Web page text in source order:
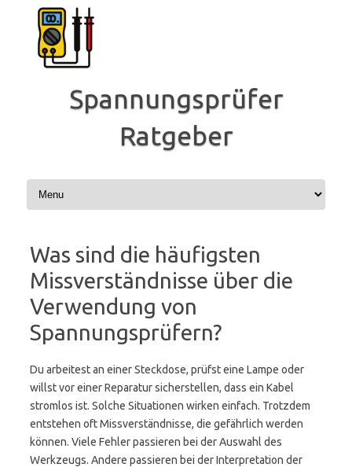
Inhalt
springen
Spannungsprüfer
Ratgeber
Was sind die häufigsten
Missverständnisse über die
Verwendung von
Spannungsprüfern?
Du arbeitest an einer Steckdose, prüfst eine Lampe oder
willst vor einer Reparatur sicherstellen, dass ein Kabel
stromlos ist. Solche Situationen wirken einfach. Trotzdem
entstehen oft Missverständnisse, die gefährlich werden
können. Viele Fehler passieren bei der Auswahl des
Werkzeugs. Andere passieren bei der Interpretation der